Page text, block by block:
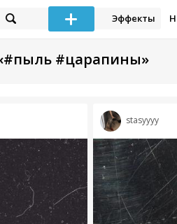
Эффекты
#царапины»
stasyyyy